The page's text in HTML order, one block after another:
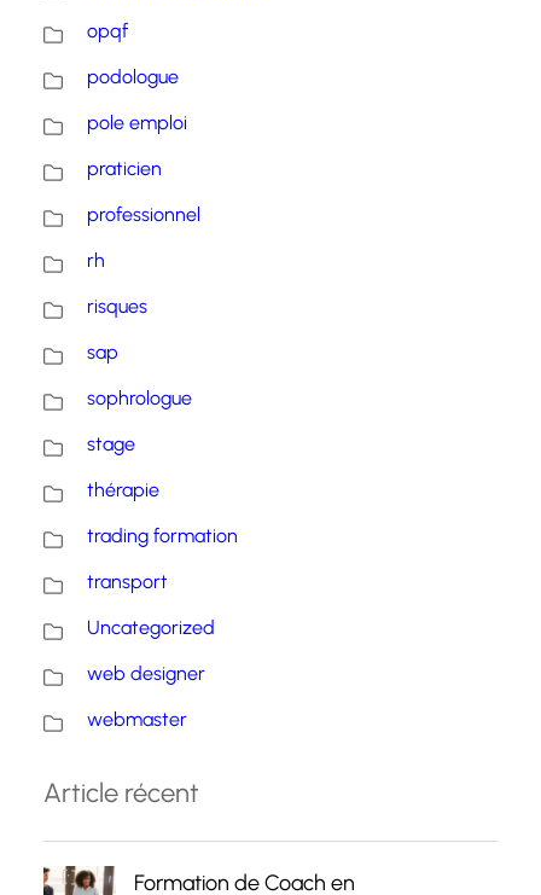
opqf
podologue
pole emploi
praticien
professionnel
rh
risques
sap
sophrologue
stage
thérapie
trading formation
transport
Uncategorized
web designer
webmaster
Article récent
Formation de Coach en